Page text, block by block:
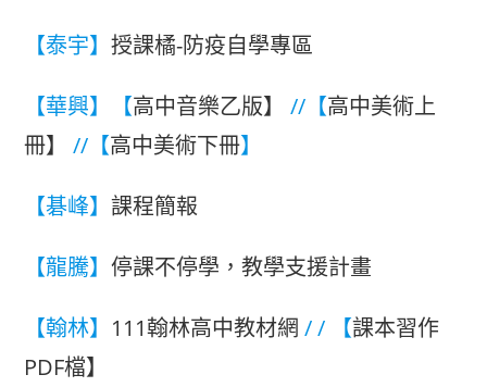
【泰宇】授課橘-防疫自學專區
【華興】【高中音樂乙版】 //【高中美術上
冊】
//【高中美術下冊】
【碁峰】課程簡報
【龍騰】停課不停學，教學支援計畫
【翰林】 111翰林高中教材網 / / 【課本習作
PDF檔】